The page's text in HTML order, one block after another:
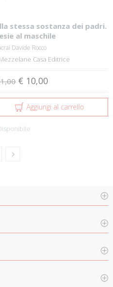
stessa sostanza dei padri.
al maschile
Davide Rocco
Casa Editrice
€ 10,00
Aggiungi al carrello